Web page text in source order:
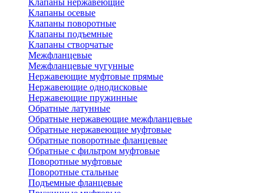
Клапаны нержавеющие
Клапаны осевые
Клапаны поворотные
Клапаны подъемные
Клапаны створчатые
Межфланцевые
Межфланцевые чугунные
Нержавеющие муфтовые прямые
Нержавеющие однодисковые
Нержавеющие пружинные
Обратные латунные
Обратные нержавеющие межфланцевые
Обратные нержавеющие муфтовые
Обратные поворотные фланцевые
Обратные с фильтром муфтовые
Поворотные муфтовые
Поворотные стальные
Подъемные фланцевые